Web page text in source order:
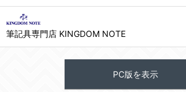
筆記具専門店 KINGDOM NOTE
PC版を表示